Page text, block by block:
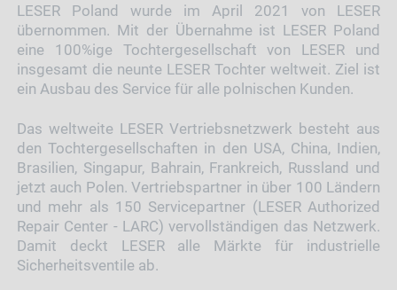
LESER Poland wurde im April 2021 von LESER
übernommen. Mit der Übernahme ist LESER Poland
eine 100%ige Tochtergesellschaft von LESER und
insgesamt die neunte LESER Tochter weltweit. Ziel ist
ein Ausbau des Service für alle polnischen Kunden.
Das weltweite LESER Vertriebsnetzwerk besteht aus
den Tochtergesellschaften in den USA, China, Indien,
Brasilien, Singapur, Bahrain, Frankreich, Russland und
jetzt auch Polen. Vertriebspartner in über 100 Ländern
und mehr als 150 Servicepartner (LESER Authorized
Repair Center - LARC) vervollständigen das Netzwerk.
Damit deckt LESER alle Märkte für industrielle
Sicherheitsventile ab.